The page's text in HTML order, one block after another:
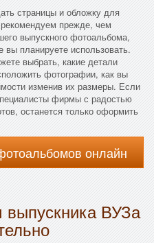
страницы и обложку для
прежде, чем
выпускного фотоальбома,
вы планируете использовать.
выбрать, какие детали
фотографии, как вы
изменив их размеры. Если
фирмы с радостью
останется только оформить
онлайн
выпускника ВУЗа